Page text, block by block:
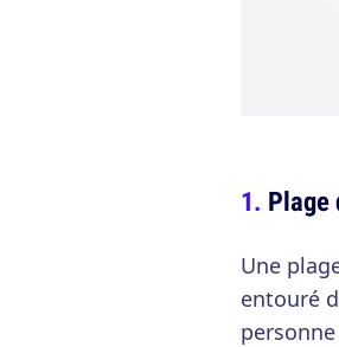
Plage
Une
entouré